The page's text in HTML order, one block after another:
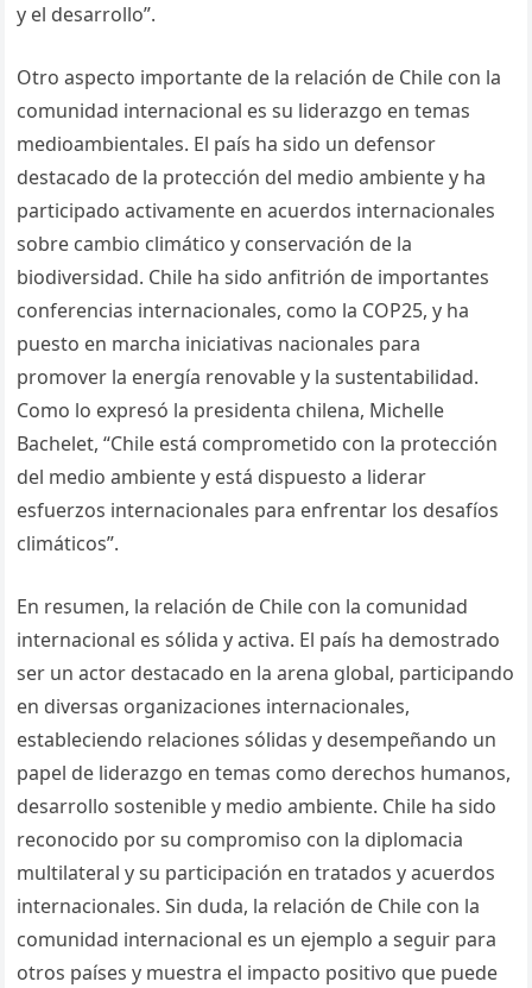
y el desarrollo”.
Otro aspecto importante de la relación de Chile con la
comunidad internacional es su liderazgo en temas
medioambientales. El país ha sido un defensor
destacado de la protección del medio ambiente y ha
participado activamente en acuerdos internacionales
sobre cambio climático y conservación de la
biodiversidad. Chile ha sido anfitrión de importantes
conferencias internacionales, como la COP25, y ha
puesto en marcha iniciativas nacionales para
promover la energía renovable y la sustentabilidad.
Como lo expresó la presidenta chilena, Michelle
Bachelet, “Chile está comprometido con la protección
del medio ambiente y está dispuesto a liderar
esfuerzos internacionales para enfrentar los desafíos
climáticos”.
En resumen, la relación de Chile con la comunidad
internacional es sólida y activa. El país ha demostrado
ser un actor destacado en la arena global, participando
en diversas organizaciones internacionales,
estableciendo relaciones sólidas y desempeñando un
papel de liderazgo en temas como derechos humanos,
desarrollo sostenible y medio ambiente. Chile ha sido
reconocido por su compromiso con la diplomacia
multilateral y su participación en tratados y acuerdos
internacionales. Sin duda, la relación de Chile con la
comunidad internacional es un ejemplo a seguir para
otros países y muestra el impacto positivo que puede